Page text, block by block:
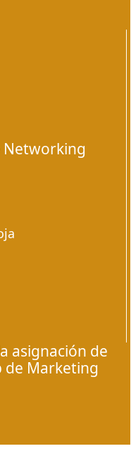
Networking
asignación de
de Marketing